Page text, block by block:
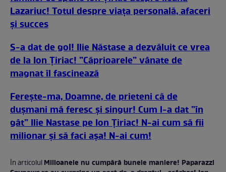
Lazariuc! Totul despre viața personală, afaceri
și succes
S-a dat de gol! Ilie Năstase a dezvăluit ce vrea
de la Ion Țiriac! ”Căprioarele” vânate de
magnat îl fascinează
Ferește-ma, Doamne, de prieteni că de
dușmani mă feresc și singur! Cum l-a dat ”în
gât” Ilie Nastase pe Ion Țiriac! N-ai cum să fii
milionar și să faci așa! N-ai cum!
În articolulMilioanele nu cumpără bunele maniere! Paparazzi